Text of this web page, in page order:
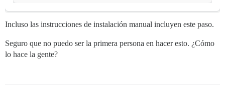
Incluso las instrucciones de instalación manual incluyen este paso.
Seguro que no puedo ser la primera persona en hacer esto. ¿Cómo
lo hace la gente?